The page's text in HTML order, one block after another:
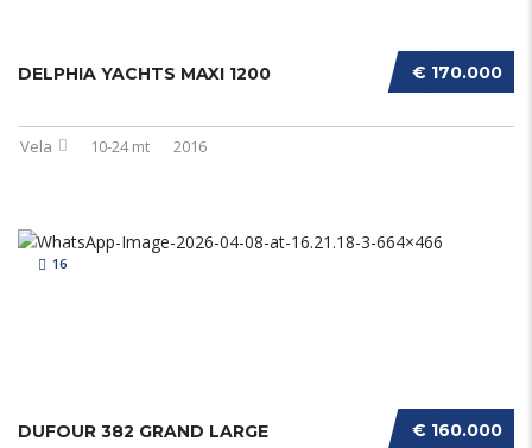
€ 170.000
DELPHIA YACHTS MAXI 1200
Vela 10-24 mt 2016
16
€ 160.000
DUFOUR 382 GRAND LARGE